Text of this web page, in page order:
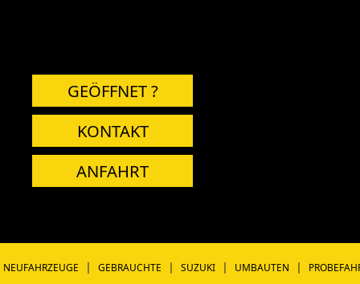
GEÖFFNET ?
KONTAKT
ANFAHRT
NEUFAHRZEUGE | GEBRAUCHTE | SUZUKI | UMBAUTEN |